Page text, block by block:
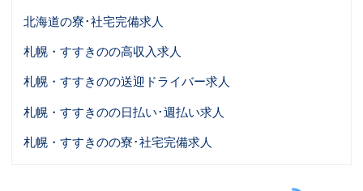
北海道の寮･社宅完備求人
札幌・すすきのの高収入求人
札幌・すすきのの送迎ドライバー求人
札幌・すすきのの日払い･週払い求人
札幌・すすきのの寮･社宅完備求人